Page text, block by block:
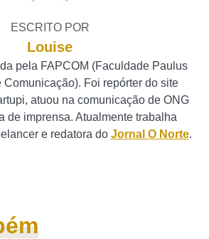
ESCRITO POR
Louise
pela FAPCOM (Faculdade Paulus
Comunicação). Foi repórter do site
atuou na comunicação de ONG
de imprensa. Atualmente trabalha
e redatora do Jornal O Norte.